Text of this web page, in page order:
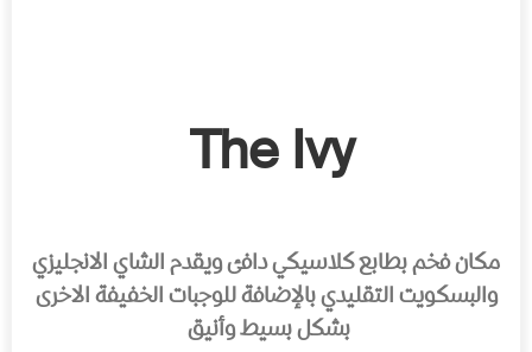
The Ivy
مكان فخم بطابع كلاسيكي دافئ ويقدم الشاي الانجليزي
والبسكويت التقليدي بالإضافة للوجبات الخفيفة الاخرى
بشكل بسيط وأنيق